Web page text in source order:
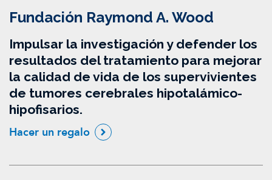
Fundación Raymond A. Wood
Impulsar la investigación y defender los
resultados del tratamiento para mejorar
la calidad de vida de los supervivientes
de tumores cerebrales hipotalámico-
hipofisarios.
Hacer un regalo